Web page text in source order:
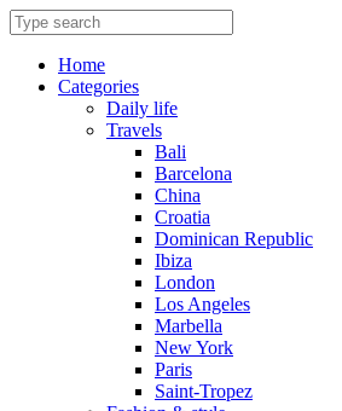
Skip
to
contentHome
Categories
Daily life
Travels
Bali
Barcelona
China
Croatia
Dominican Republic
Ibiza
London
Los Angeles
Marbella
New York
Paris
Saint-Tropez